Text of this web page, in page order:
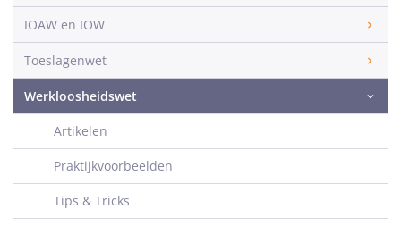
IOAW en IOW
Toeslagenwet
Werkloosheidswet
Artikelen
Praktijkvoorbeelden
Tips & Tricks